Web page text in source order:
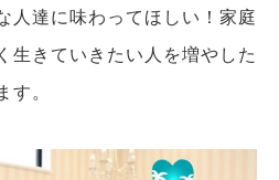
人達に味わってほしい！家庭
生きていきたい人を増やした
す。